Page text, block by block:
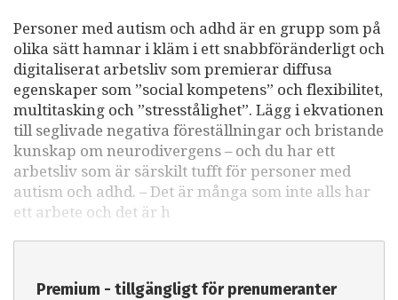
Personer med autism och adhd är en grupp som på
olika sätt hamnar i kläm i ett snabbföränderligt och
digitaliserat arbetsliv som premierar diffusa
egenskaper som ”social kompetens” och flexibilitet,
multitasking och ”stresstålighet”. Lägg i ekvationen
till seglivade negativa föreställningar och bristande
kunskap om neurodivergens – och du har ett
arbetsliv som är särskilt tufft för personer med
autism och adhd. – Det är många som inte alls har
ett arbete och det är h
Premium - tillgängligt för prenumeranter